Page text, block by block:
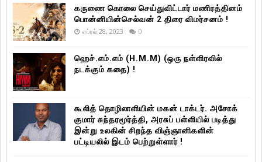
கருணை கொலை செய்துவிட்டார் மணிரத்தினம்
பொன்னியின்செல்வன் 2 திரை விமர்சனம் !
ஏப்ரல் 28, 2023 0
ஹெச்.எம்.எம் (H.M.M) (ஒரு நள்ளிரவில்
நடக்கும் கதை) !
கூலித் தொழிலாளியின் மகன் டாக்டர். அசோக்
குமார் சுந்தரமூர்த்தி, அரசுப் பள்ளியில் படித்து
இன்று உலகின் சிறந்த விஞ்ஞானிகளின்
பட்டியலில் இடம் பெற்றுள்ளார் !